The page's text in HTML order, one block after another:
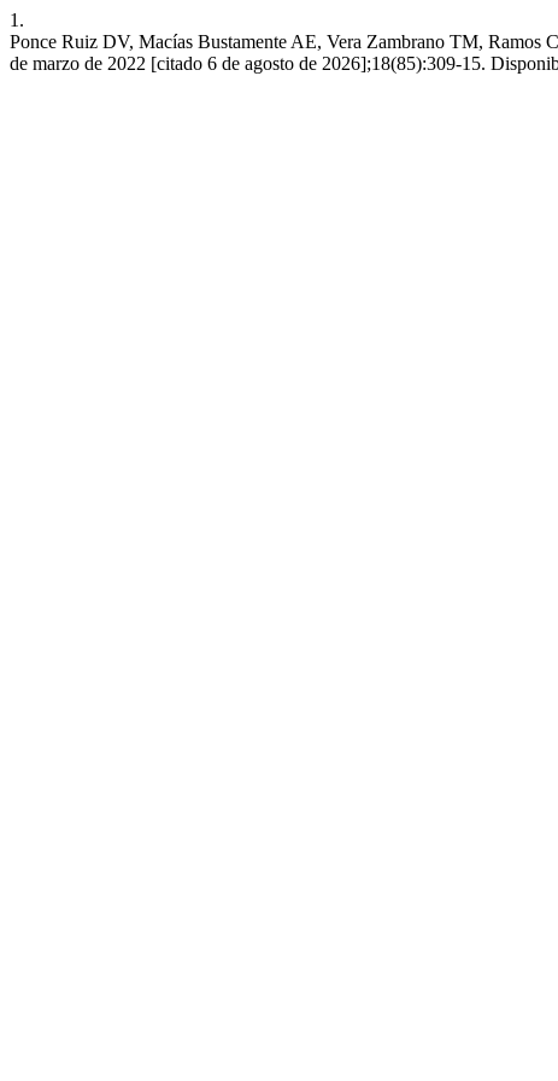
1.
Ponce Ruiz DV, Macías Bustamente AE, Vera Zambrano TM, Ramos
de marzo de 2022 [citado 6 de agosto de 2026];18(85):309-15.